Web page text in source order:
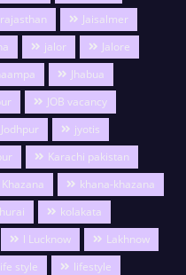
Jaisalmer
jalor
Jalore
Jhabua
JOB vacancy
Jodhpur
jyotis
Karachi pakistan
khana-khazana
kolakata
l Lucknow
Lakhnow
style
lifestyle